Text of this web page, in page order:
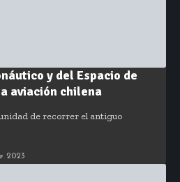
y del Espacio de
aviación chilena
de recorrer el antiguo
2023